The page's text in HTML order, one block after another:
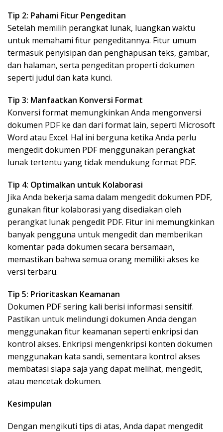
Tip 2: Pahami Fitur Pengeditan
Setelah memilih perangkat lunak, luangkan waktu
untuk memahami fitur pengeditannya. Fitur umum
termasuk penyisipan dan penghapusan teks, gambar,
dan halaman, serta pengeditan properti dokumen
seperti judul dan kata kunci.
Tip 3: Manfaatkan Konversi Format
Konversi format memungkinkan Anda mengonversi
dokumen PDF ke dan dari format lain, seperti Microsoft
Word atau Excel. Hal ini berguna ketika Anda perlu
mengedit dokumen PDF menggunakan perangkat
lunak tertentu yang tidak mendukung format PDF.
Tip 4: Optimalkan untuk Kolaborasi
Jika Anda bekerja sama dalam mengedit dokumen PDF,
gunakan fitur kolaborasi yang disediakan oleh
perangkat lunak pengedit PDF. Fitur ini memungkinkan
banyak pengguna untuk mengedit dan memberikan
komentar pada dokumen secara bersamaan,
memastikan bahwa semua orang memiliki akses ke
versi terbaru.
Tip 5: Prioritaskan Keamanan
Dokumen PDF sering kali berisi informasi sensitif.
Pastikan untuk melindungi dokumen Anda dengan
menggunakan fitur keamanan seperti enkripsi dan
kontrol akses. Enkripsi mengenkripsi konten dokumen
menggunakan kata sandi, sementara kontrol akses
membatasi siapa saja yang dapat melihat, mengedit,
atau mencetak dokumen.
Kesimpulan
Dengan mengikuti tips di atas, Anda dapat mengedit